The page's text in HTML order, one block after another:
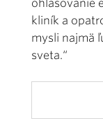
ohlasovanie
kliník a
mysli najmä
sveta.“